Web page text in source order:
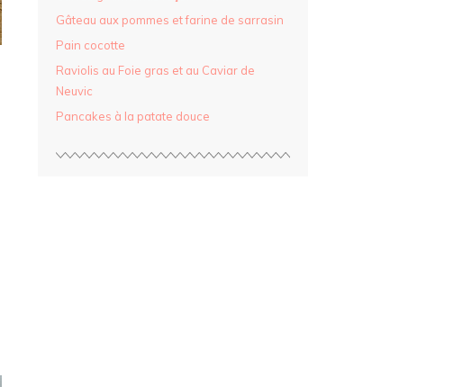
Gâteau aux pommes et farine de sarrasin
Pain cocotte
Raviolis au Foie gras et au Caviar de
Neuvic
Pancakes à la patate douce